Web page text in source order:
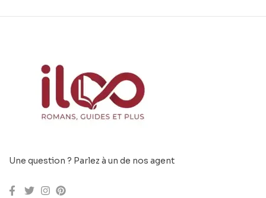
Une question ? Parlez à un de nos agent